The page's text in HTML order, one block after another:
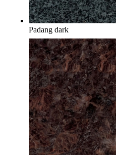
Padang dark